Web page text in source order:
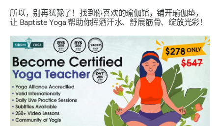
所以，别再犹豫了！找到你喜欢的瑜伽馆，铺开瑜伽垫，
让 Baptiste Yoga 帮助你挥洒汗水、舒展筋骨、绽放光彩！